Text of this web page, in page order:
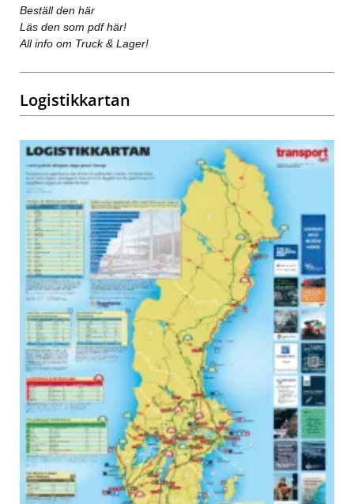
Beställ den här
Läs den som pdf här!
All info om Truck & Lager!
Logistikkartan